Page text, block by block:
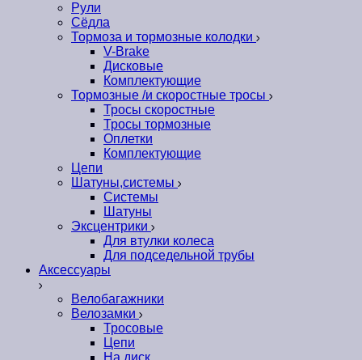
Рули
Сёдла
Тормоза и тормозные колодки
V-Brake
Дисковые
Комплектующие
Тормозные /и скоростные тросы
Тросы скоростные
Тросы тормозные
Оплетки
Комплектующие
Цепи
Шатуны,системы
Системы
Шатуны
Эксцентрики
Для втулки колеса
Для подседельной трубы
Аксессуары
Велобагажники
Велозамки
Тросовые
Цепи